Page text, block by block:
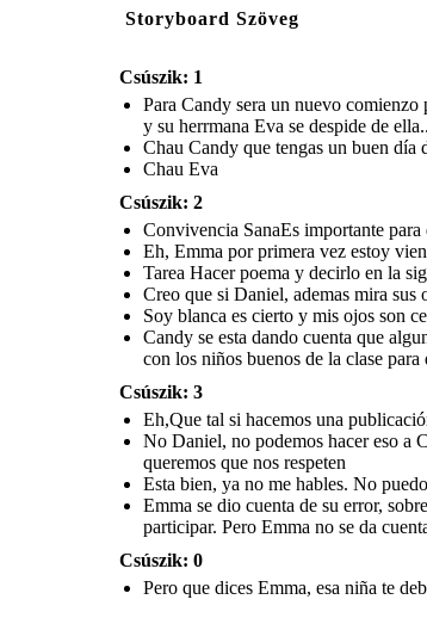
Storyboard Szöveg
Csúszik: 1
Para Candy sera un nuevo
y su herrmana Eva se despide de
Chau Candy que tengas un buen día
Chau Eva
Csúszik: 2
Convivencia SanaEs importante
Eh, Emma por primera vez estoy
Tarea Hacer poema y decirlo en la
Creo que si Daniel, ademas mira sus
Soy blanca es cierto y mis ojos son
Candy se esta dando cuenta que
con los niños buenos de la clase para
Csúszik: 3
Eh,Que tal si hacemos una
No Daniel, no podemos hacer eso a
queremos que nos respeten
Esta bien, ya no me hables. No
Emma se dio cuenta de su error,
participar. Pero Emma no se da
Csúszik: 0
Pero que dices Emma, esa niña te